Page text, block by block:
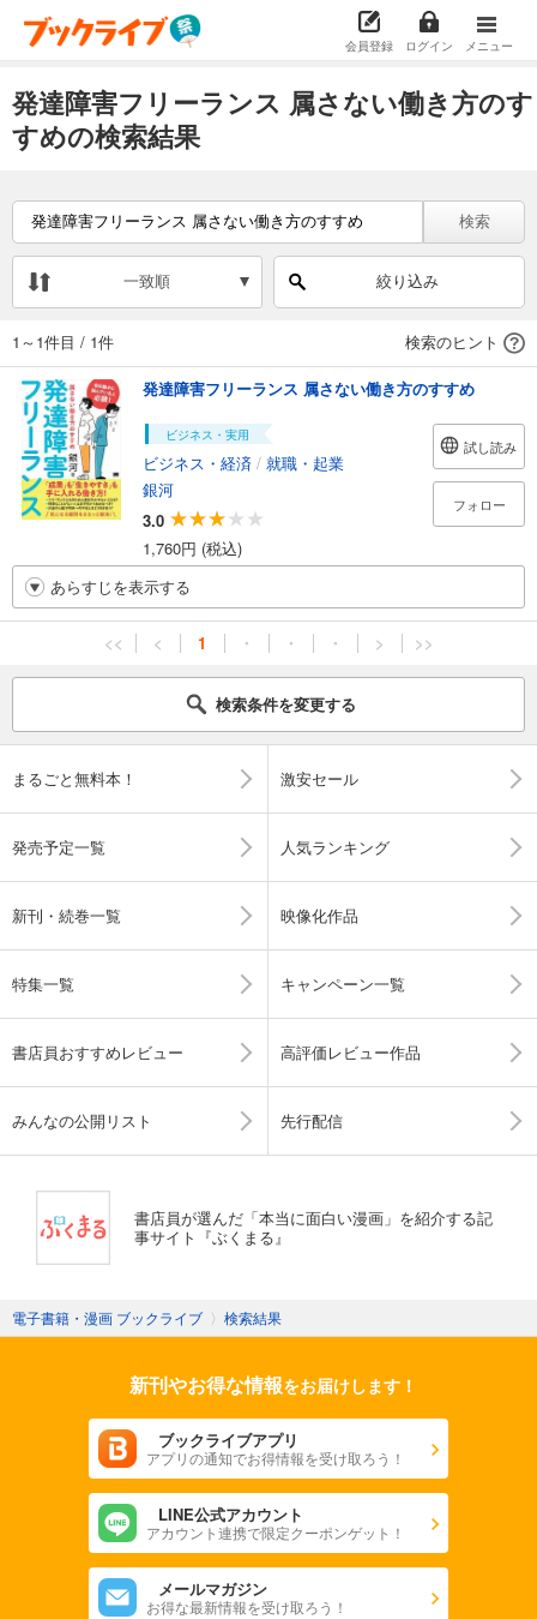
会員登録 ログイン メニュー
発達障害フリーランス 属さない働き方のす
すめの検索結果
検索
一致順 絞り込み
1～1件目 / 1件 検索のヒント
発達障害フリーランス 属さない働き方のすすめ
ビジネス・実用
ビジネス・経済 / 就職・起業
銀河
3.0
1,760円 (税込)
試し読み
フォロー
あらすじを表示する
<< < 1 ・ ・ ・ > >>
検索条件を変更する
まるごと無料本！ 激安セール
発売予定一覧 人気ランキング
新刊・続巻一覧 映像化作品
特集一覧 キャンペーン一覧
書店員おすすめレビュー 高評価レビュー作品
みんなの公開リスト 先行配信
書店員が選んだ「本当に面白い漫画」を紹介する記
事サイト『ぶくまる』
電子書籍・漫画 ブックライブ 〉 検索結果
新刊やお得な情報をお届けします！
ブックライブアプリ
アプリの通知でお得情報を受け取ろう！
LINE公式アカウント
アカウント連携で限定クーポンゲット！
メールマガジン
お得な最新情報を受け取ろう！